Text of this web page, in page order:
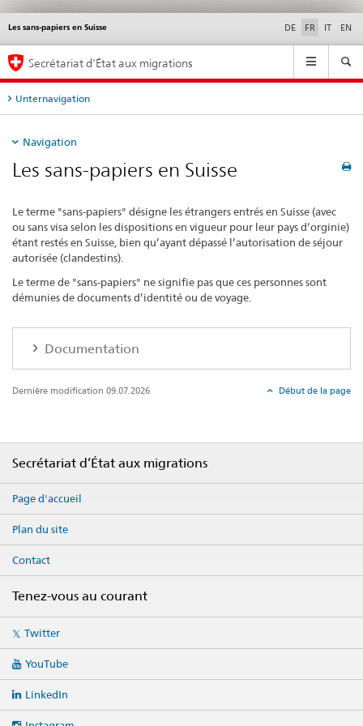
Les sans-papiers en Suisse DE FR IT EN
Service
Navigation
Secrétariat d’État aux migrations
Unternavigation
Navigation
Les sans-papiers en Suisse
Le terme "sans-papiers" désigne les étrangers entrés en Suisse (avec
ou sans visa selon les dispositions en vigueur pour leur pays d’orginie)
étant restés en Suisse, bien qu’ayant dépassé l’autorisation de séjour
autorisée (clandestins).
Le terme de "sans-papiers" ne signifie pas que ces personnes sont
démunies de documents d’identité ou de voyage.
Documentation
Dernière modification 09.07.2026 Début de la page
Secrétariat d’État aux migrations
Page d'accueil
Plan du site
Contact
Tenez-vous au courant
mediaTwitter
YouTube
LinkedIn